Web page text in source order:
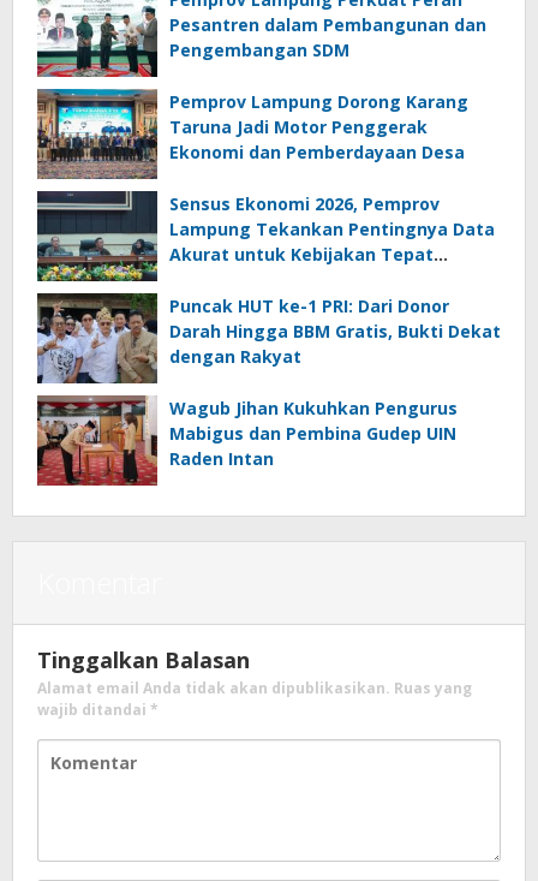
Pesantren dalam Pembangunan dan
Pengembangan SDM
Pemprov Lampung Dorong Karang
Taruna Jadi Motor Penggerak
Ekonomi dan Pemberdayaan Desa
Sensus Ekonomi 2026, Pemprov
Lampung Tekankan Pentingnya Data
Akurat untuk Kebijakan Tepat
Puncak HUT ke-1 PRI: Dari Donor
Darah Hingga BBM Gratis, Bukti Dekat
dengan Rakyat
Wagub Jihan Kukuhkan Pengurus
Mabigus dan Pembina Gudep UIN
Raden Intan
Tinggalkan Balasan
Alamat email Anda tidak akan dipublikasikan. Ruas yang
wajib ditandai *